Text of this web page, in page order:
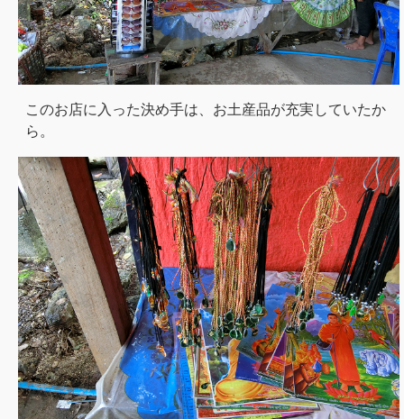
このお店に入った決め手は、お土産品が充実していたか
ら。